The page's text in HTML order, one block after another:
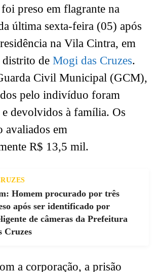
preso em flagrante na
última sexta-feira (05) após
na Vila Cintra, em
distrito de Mogi das Cruzes.
Civil Municipal (GCM),
pelo indivíduo foram
e devolvidos à família. Os
avaliados em
R$ 13,5 mil.
Homem procurado por três
após ser identificado por
de câmeras da Prefeitura
Cruzes
a corporação, a prisão